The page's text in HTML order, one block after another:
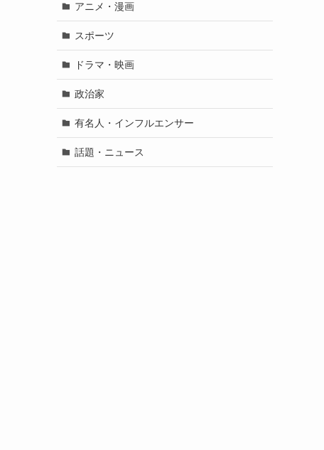
アニメ・漫画
スポーツ
ドラマ・映画
政治家
有名人・インフルエンサー
話題・ニュース